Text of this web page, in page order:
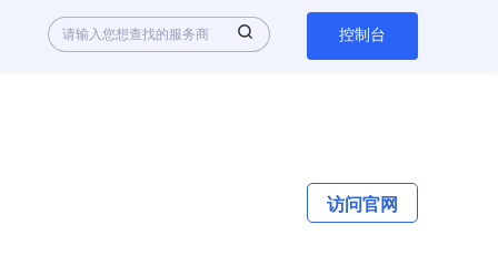
控制台
访问官网